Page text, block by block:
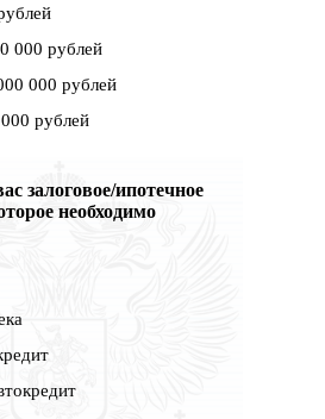
000 рублей
000 рублей
рублей
залоговое/ипотечное
необходимо